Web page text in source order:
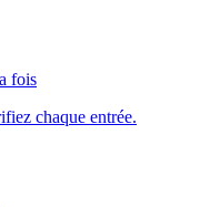
fois
chaque entrée.